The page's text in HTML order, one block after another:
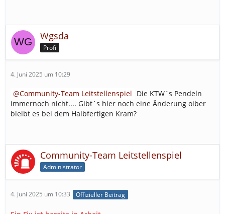
Wgsda
Profi
4. Juni 2025 um 10:29
Community-Team Leitstellenspiel Die KTW´s Pendeln
immernoch nicht.... Gibt´s hier noch eine Änderung oiber
bleibt es bei dem Halbfertigen Kram?
Community-Team Leitstellenspiel
Administrator
4. Juni 2025 um 10:33 Offizieller Beitrag